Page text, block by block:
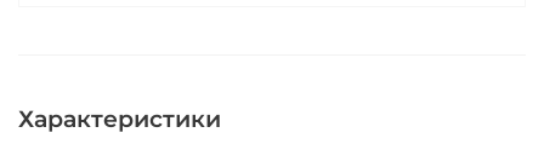
Характеристики